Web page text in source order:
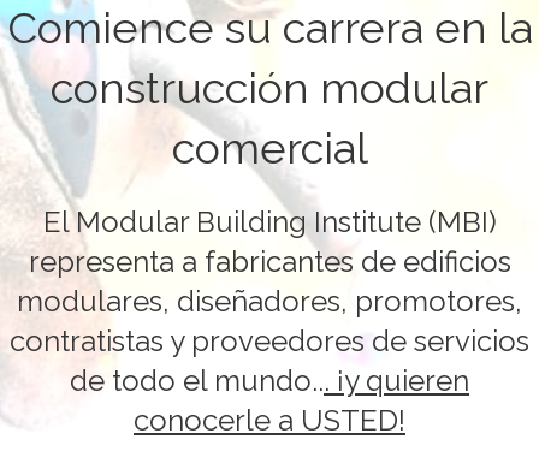
Comience su carrera en la
construcción modular
comercial
El Modular Building Institute (MBI)
representa a fabricantes de edificios
modulares, diseñadores, promotores,
contratistas y proveedores de servicios
de todo el mundo... ¡y quieren
conocerle a USTED!